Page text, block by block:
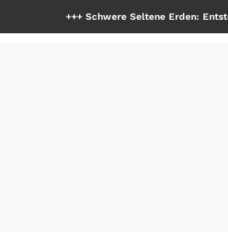
Schwere Seltene Erden: Entsteht hier die